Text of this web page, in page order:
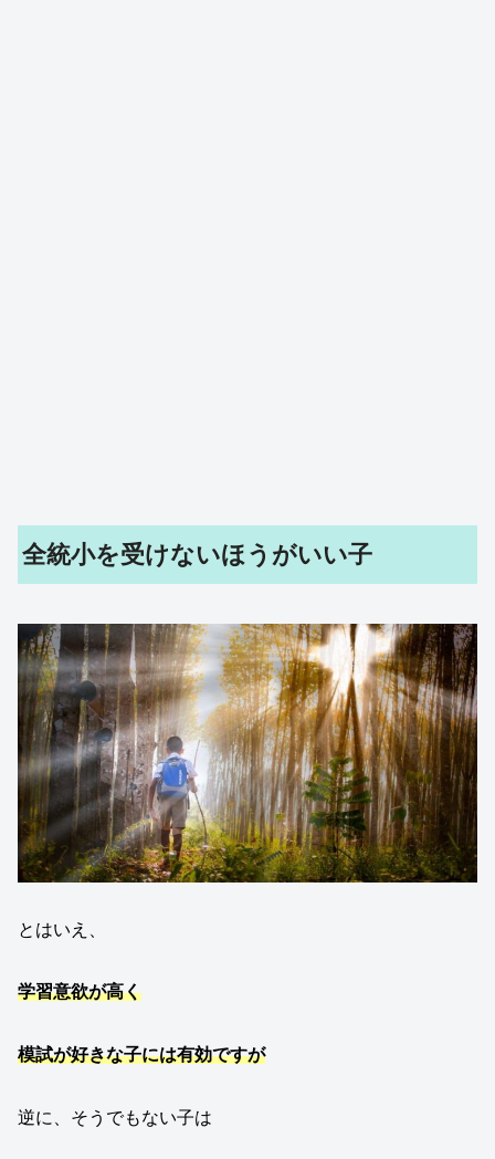
全統小を受けないほうがいい子
とはいえ、
学習意欲が高く
模試が好きな子には有効ですが
逆に、そうでもない子は